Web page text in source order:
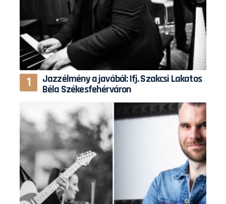
Jazzélmény a javából: Ifj. Szakcsi Lakatos
Béla Székesfehérváron